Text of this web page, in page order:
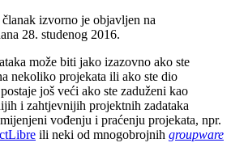
izvorno je objavljen na
28. studenog 2016.
može biti jako izazovno ako ste
nekoliko projekata ili ako ste dio
još veći ako ste zaduženi kao
i zahtjevnijih projektnih zadataka
vođenju i praćenju projekata, npr.
ili neki od mnogobrojnih groupware